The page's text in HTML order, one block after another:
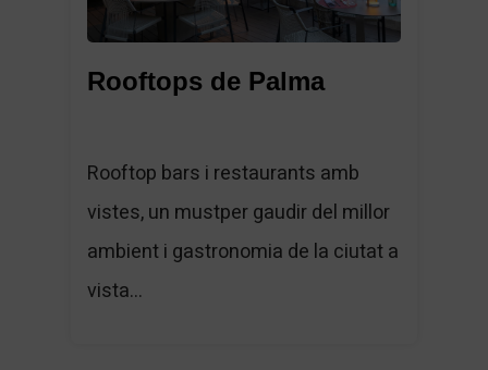
Rooftops de Palma
Rooftop bars i restaurants amb
vistes, un mustper gaudir del millor
ambient i gastronomia de la ciutat a
vista...